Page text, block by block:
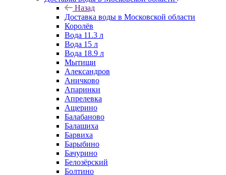
Назад
Доставка воды в Московской области
Королёв
Вода 11.3 л
Вода 15 л
Вода 18.9 л
Мытищи
Александров
Аничково
Апаринки
Апрелевка
Ащерино
Балабаново
Балашиха
Барвиха
Барыбино
Бачурино
Белозёрский
Болтино